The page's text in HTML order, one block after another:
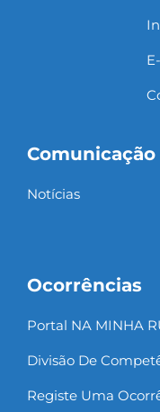
Comunicação
Notícias
Ocorrências
Portal NA MINHA
Divisão De
Registe Uma